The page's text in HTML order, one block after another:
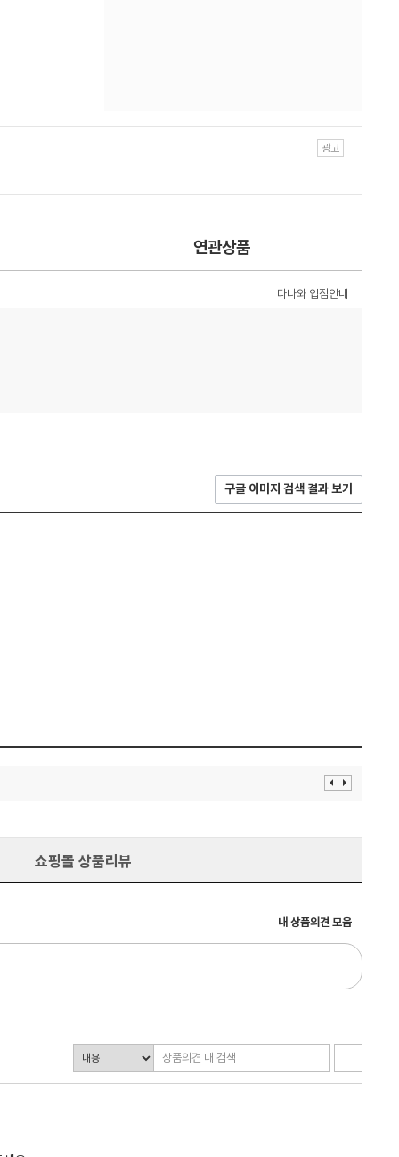
연관상품
다나와 입점안내
구글 이미지 검색 결과 보기
이 다
쇼핑몰 상품리뷰
내 상품의견 모음